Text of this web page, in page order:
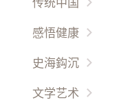
财经动态
娱乐干线
時尚精品
环球风情
西哲信仰
生命奥秘
传统中国
以人为鉴
天朝盛事
感悟健康
先科新觉
史海鈎沉
世界史话
文学艺术